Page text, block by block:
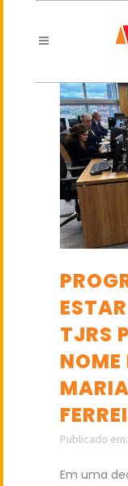
TJRS
Publicado
Em uma